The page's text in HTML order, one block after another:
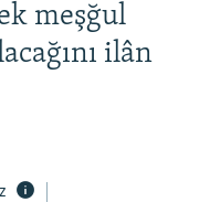
meşğul
ilân